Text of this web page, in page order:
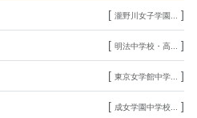
[ 瀧野川女子学園... ]
[ 明法中学校・高... ]
[ 東京女学館中学... ]
[ 成女学園中学校... ]